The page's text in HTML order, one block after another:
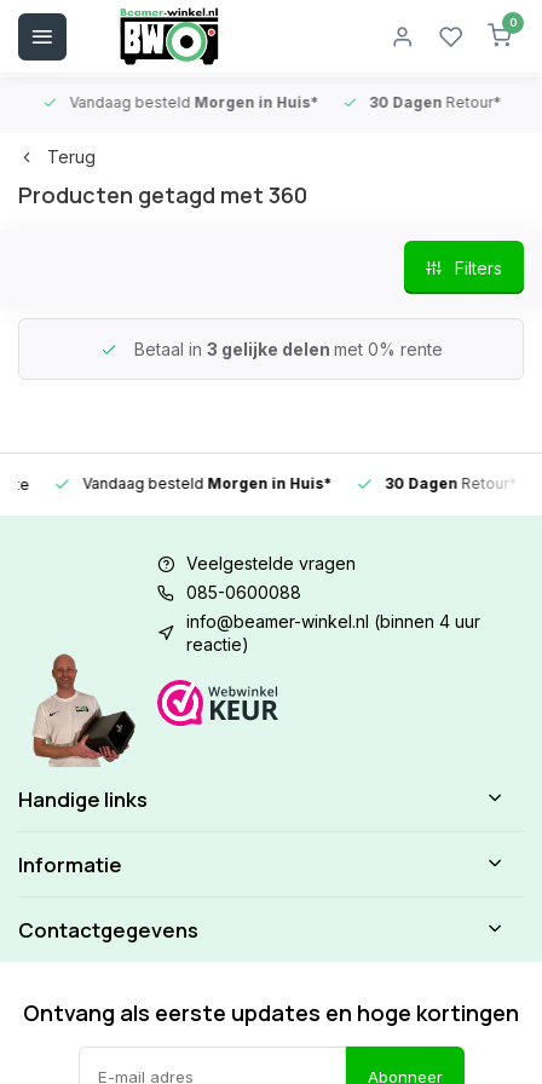
0
Vandaag besteldMorgen in Huis* 30 DagenRetour*
Terug
Producten getagd met 360
Filters
Betaal in 3 gelijke delen met 0% rente
Vandaag besteldMorgen in Huis* 30 DagenRetour*
Veelgestelde vragen
085-0600088
info@beamer-winkel.nl (binnen 4 uur
reactie)
Handige links
Informatie
Contactgegevens
Ontvang als eerste updates en hoge kortingen
Abonneer